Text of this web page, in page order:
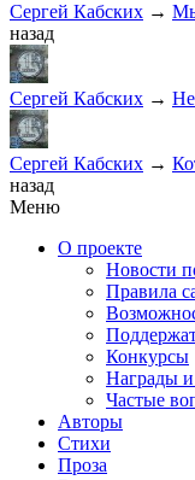
Сергей Кабских →
назад
Сергей Кабских →
Сергей Кабских →
назад
Меню
О проекте
Новости
Правила
Конкурсы
Награды и
Частые
Авторы
Стихи
Проза